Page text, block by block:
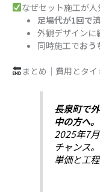
なぜセット施工が人
足場代が1回で
外観デザインに
同時施工でおう
まとめ｜費用とタ
長泉町で
中の方へ。
2025年7
チャンス。
単価と工